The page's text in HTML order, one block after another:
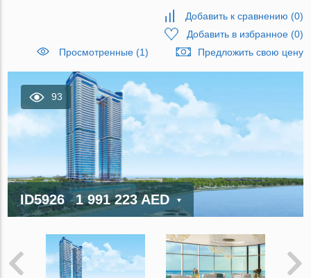
Добавить к сравнению (0)
Добавить в избранное(0)
Просмотренные (1)
Предложить свою цену
93
ID5926 1 991 223 AED